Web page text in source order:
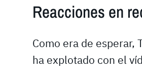
Reacciones en
Como era de esperar,
ha explotado con el